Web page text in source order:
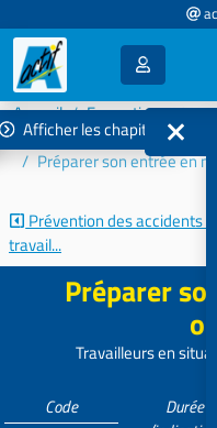
Accueil Formations 2024
Travailleurs handicapés
Préparer son entrée en
Afficher les chapitres
Prévention des accidents de
travail...
Préparer
Travailleurs en
Code
Durée